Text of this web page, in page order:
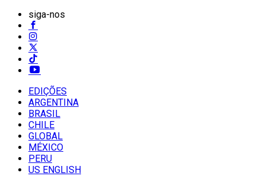
siga-nos
EDIÇÕES
ARGENTINA
BRASIL
CHILE
GLOBAL
MÉXICO
PERU
US ENGLISH